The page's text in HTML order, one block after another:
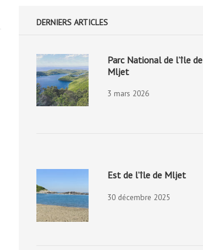
DERNIERS ARTICLES
Parc National de l’île de
Mljet
3 mars 2026
Est de l’île de Mljet
30 décembre 2025